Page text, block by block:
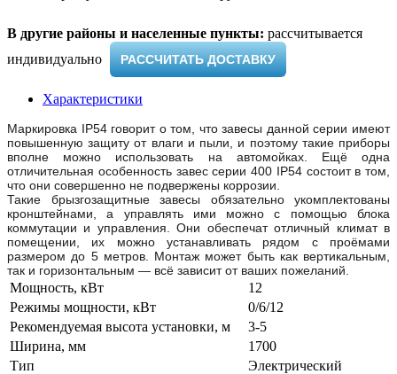
В другие районы и населенные пункты: рассчитывается
индивидуально ​
РАССЧИТАТЬ ДОСТАВКУ
Характеристики
Маркировка IP54 говорит о том, что завесы данной серии имеют
повышенную защиту от влаги и пыли, и поэтому такие приборы
вполне можно использовать на автомойках. Ещё одна
отличительная особенность завес серии 400 IP54 состоит в том,
что они совершенно не подвержены коррозии.
Такие брызгозащитные завесы обязательно укомплектованы
кронштейнами, а управлять ими можно с помощью блока
коммутации и управления. Они обеспечат отличный климат в
помещении, их можно устанавливать рядом с проёмами
размером до 5 метров. Монтаж может быть как вертикальным,
так и горизонтальным — всё зависит от ваших пожеланий.
Мощность, кВт
12
Режимы мощности, кВт
0/6/12
Рекомендуемая высота установки, м
3-5
Ширина, мм
1700
Тип
Электрический